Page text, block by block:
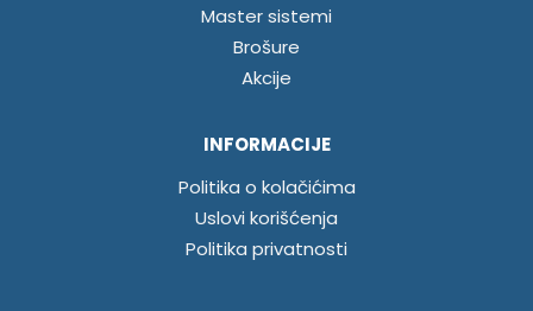
Master sistemi
Brošure
Akcije
INFORMACIJE
Politika o kolačićima
Uslovi korišćenja
Politika privatnosti